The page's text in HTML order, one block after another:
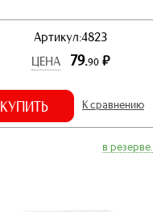
Артикул:4823
ЦЕНА
79.90 р.
КУПИТЬ К сравнению
в резерве.